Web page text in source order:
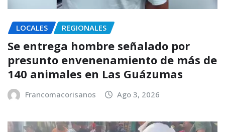
LOCALES REGIONALES
Se entrega hombre señalado por
presunto envenenamiento de más de
140 animales en Las Guázumas
Francomacorisanos Ago 3, 2026